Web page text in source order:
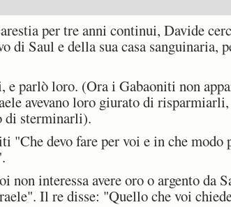
per tre anni continui, Davide
di Saul e della sua casa sanguinaria,
parlò loro. (Ora i Gabaoniti non
avevano loro giurato di
di sterminarli).
"Che devo fare per voi e in che modo
interessa avere oro o argento da
Il re disse: "Quello che voi